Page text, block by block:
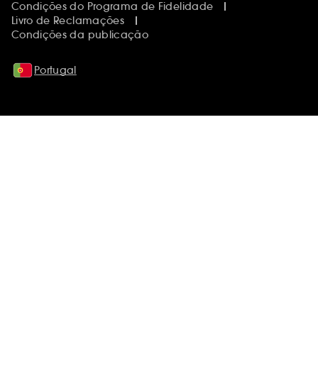
Condições do Programa de Fidelidade
Livro de Reclamações
Condições da publicação
Portugal